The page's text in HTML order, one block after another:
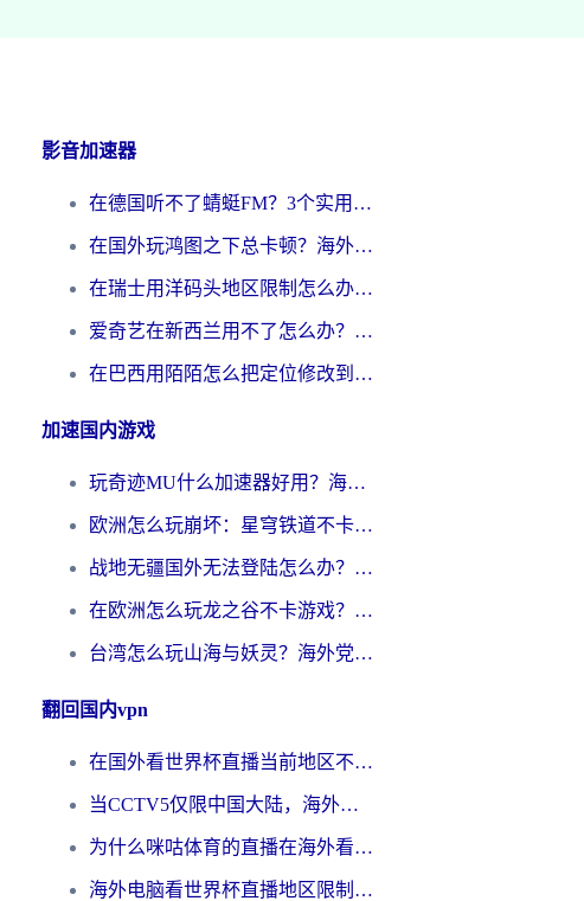
影音加速器
在德国听不了蜻蜓FM？3个实用技巧帮你解锁国内影音自由
在国外玩鸿图之下总卡顿？海外党追剧听歌的3个实用解决方案
在瑞士用洋码头地区限制怎么办？海外华人必看的回国加速全攻略
爱奇艺在新西兰用不了怎么办？海外党亲测有效的回国加速方案
在巴西用陌陌怎么把定位修改到中国国内？海外党必看的回国加速全攻略
加速国内游戏
玩奇迹MU什么加速器好用？海外党亲测：这款加速器让你告别延迟卡顿！
欧洲怎么玩崩坏：星穹铁道不卡？2026海外玩家国服游戏加速器终极攻略
战地无疆国外无法登陆怎么办？海外玩家国服畅玩终极指南（附欧服魔兽EVE加速方案）
在欧洲怎么玩龙之谷不卡游戏？2026海外党国服游戏加速全攻略
台湾怎么玩山海与妖灵？海外党国服游戏加速全攻略，告别延迟卡顿
翻回国内vpn
在国外看世界杯直播当前地区不可播放？海外党必看的回国加速全攻略
当CCTV5仅限中国大陆，海外球迷的世界杯狂欢如何继续？
为什么咪咕体育的直播在海外看不了？3步解决海外看世界杯+抖音地区限制难题
海外电脑看世界杯直播地区限制怎么办？你需要一个聪明的加速器